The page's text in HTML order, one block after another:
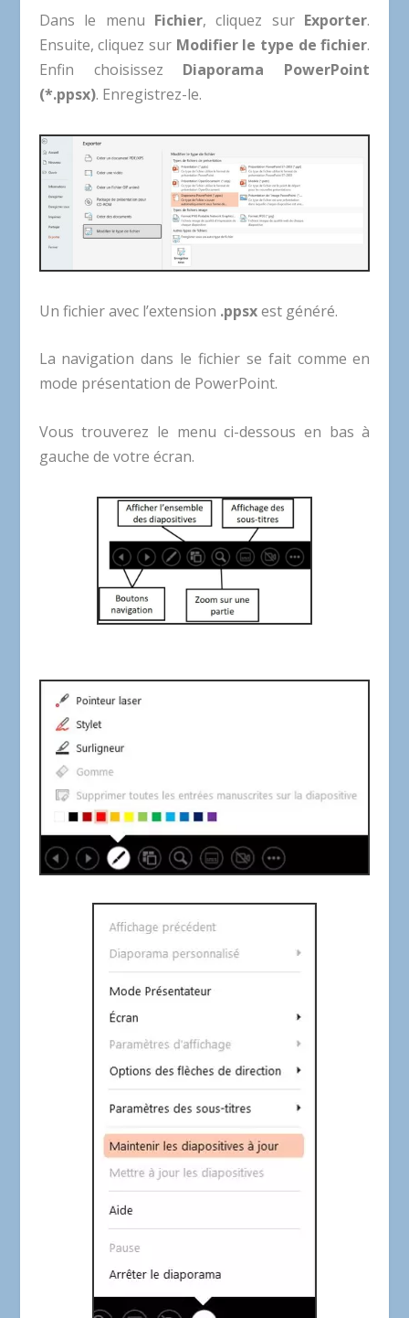
Dans le menu Fichier, cliquez sur Exporter.
Ensuite, cliquez sur Modifier le type de fichier.
Enfin choisissez Diaporama PowerPoint
(*.ppsx). Enregistrez-le.
Un fichier avec l’extension .ppsxest généré.
La navigation dans le fichier se fait comme en
mode présentation de PowerPoint.
Vous trouverez le menu ci-dessous en bas à
gauche de votre écran.